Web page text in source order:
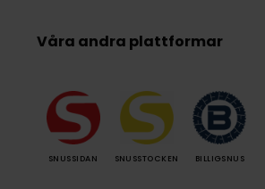
Våra andra plattformar
SNUSSIDAN SNUSSTOCKEN BILLIGSNUS